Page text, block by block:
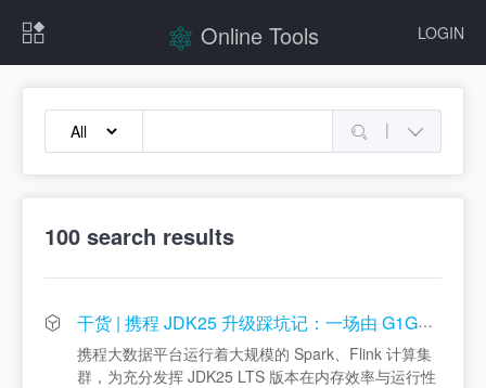
LOGIN
Online Tools
|
100 search results
干货 | 携程 JDK25 升级踩坑记：一场由 G1GC “偷走”对象引发的数据静默损坏
携程大数据平台运行着大规模的 Spark、Flink 计算集
群，为充分发挥 JDK25 LTS 版本在内存效率与运行性